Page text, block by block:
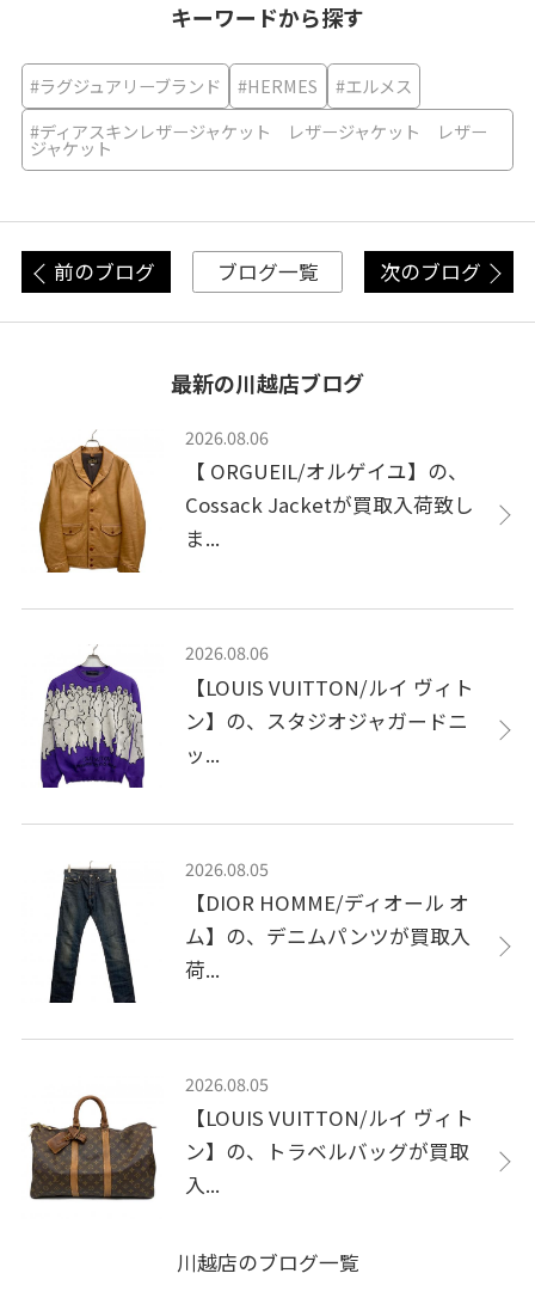
キーワードから探す
#ラグジュアリーブランド #HERMES
#エルメス
#ディアスキンレザージャケット レザージャケット レザー
ジャケット
前のブログ ブログ一覧 次のブログ
最新の川越店ブログ
2026.08.06
【 ORGUEIL/オルゲイユ】の、
Cossack Jacketが買取入荷致し
ま...
2026.08.06
【LOUIS VUITTON/ルイ ヴィト
ン】の、スタジオジャガードニ
ッ...
2026.08.05
【DIOR HOMME/ディオール オ
ム】の、デニムパンツが買取入
荷...
2026.08.05
【LOUIS VUITTON/ルイ ヴィト
ン】の、トラベルバッグが買取
入...
川越店のブログ一覧